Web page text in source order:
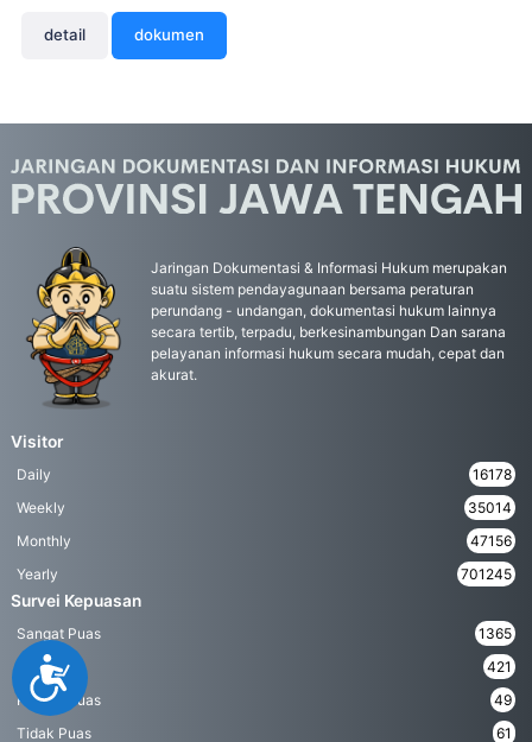
Accessibility
detail dokumen
Jaringan Dokumentasi & Informasi Hukum merupakan
suatu sistem pendayagunaan bersama peraturan
perundang - undangan, dokumentasi hukum lainnya
secara tertib, terpadu, berkesinambungan Dan sarana
pelayanan informasi hukum secara mudah, cepat dan
akurat.
Visitor
Daily
16178
Weekly
35014
Monthly
47156
Yearly
701245
Survei Kepuasan
Sangat Puas
1365
Puas
421
Kurang Puas
49
Tidak Puas
61